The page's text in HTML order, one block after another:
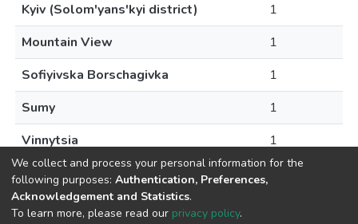
Kyiv (Solom'yans'kyi district)
1
Mountain View
1
Sofiyivska Borschagivka
1
Sumy
1
Vinnytsia
1
We collect and process your personal information for the
following purposes: Authentication, Preferences,
Acknowledgement and Statistics.
To learn more, please read our privacy policy.